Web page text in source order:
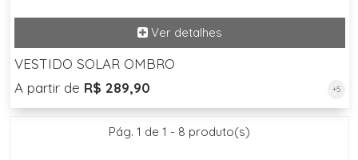
VESTIDO SOLAR OMBRO
A partir de R$ 289,90 +5
Pág. 1 de 1 - 8 produto(s)